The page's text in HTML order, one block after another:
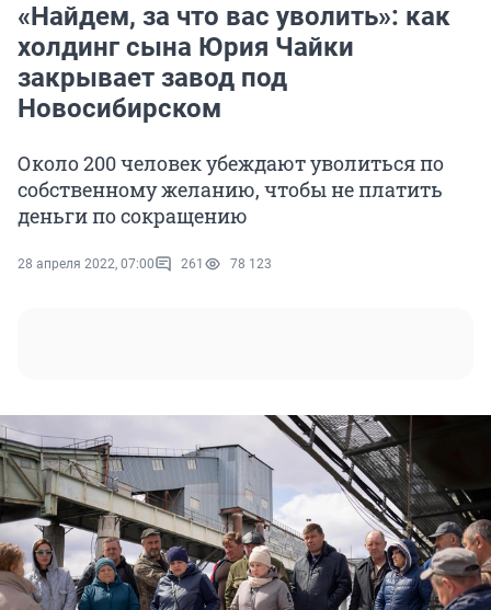
«Найдем, за что вас уволить»: как
холдинг сына Юрия Чайки
закрывает завод под
Новосибирском
Около 200 человек убеждают уволиться по
собственному желанию, чтобы не платить
деньги по сокращению
28 апреля 2022, 07:00 261 78 123